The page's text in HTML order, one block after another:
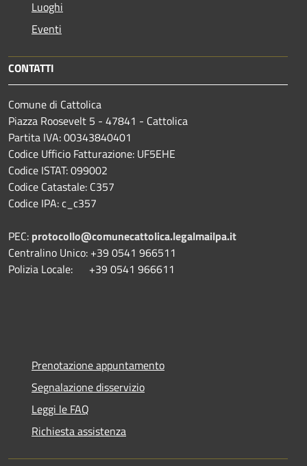
Luoghi
Eventi
CONTATTI
Comune di Cattolica
Piazza Roosevelt 5 - 47841 - Cattolica
Partita IVA: 00343840401
Codice Ufficio Fatturazione: UF5EHE
Codice ISTAT: 099002
Codice Catastale: C357
Codice IPA: c_c357
PEC: protocollo@comunecattolica.legalmailpa.it
Centralino Unico: +39 0541 966511
Polizia Locale: +39 0541 966611
Prenotazione appuntamento
Segnalazione disservizio
Leggi le FAQ
Richiesta assistenza